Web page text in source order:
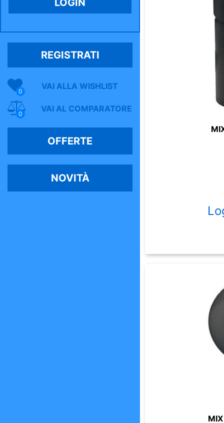
REGISTRATI
VAI ALLA WISHLIST
0
VAI AL COMPARATORE
0
OFFERTE
NOVITÀ